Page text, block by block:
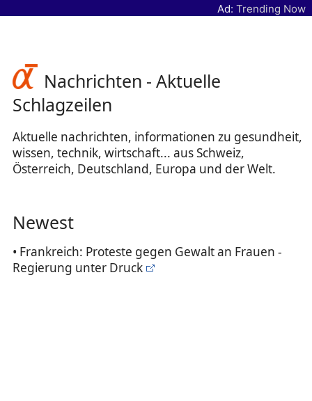
Ad: Trending Now
Nachrichten - Aktuelle
Schlagzeilen
Aktuelle nachrichten, informationen zu gesundheit,
wissen, technik, wirtschaft... aus Schweiz,
Österreich, Deutschland, Europa und der Welt.
Newest
• Frankreich: Proteste gegen Gewalt an Frauen -
Regierung unter Druck